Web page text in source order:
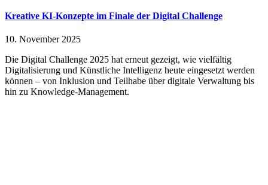
Kreative KI-Konzepte im Finale der Digital Challenge
10. November 2025
Die Digital Challenge 2025 hat erneut gezeigt, wie vielfältig
Digitalisierung und Künstliche Intelligenz heute eingesetzt werden
können – von Inklusion und Teilhabe über digitale Verwaltung bis
hin zu Knowledge-Management.